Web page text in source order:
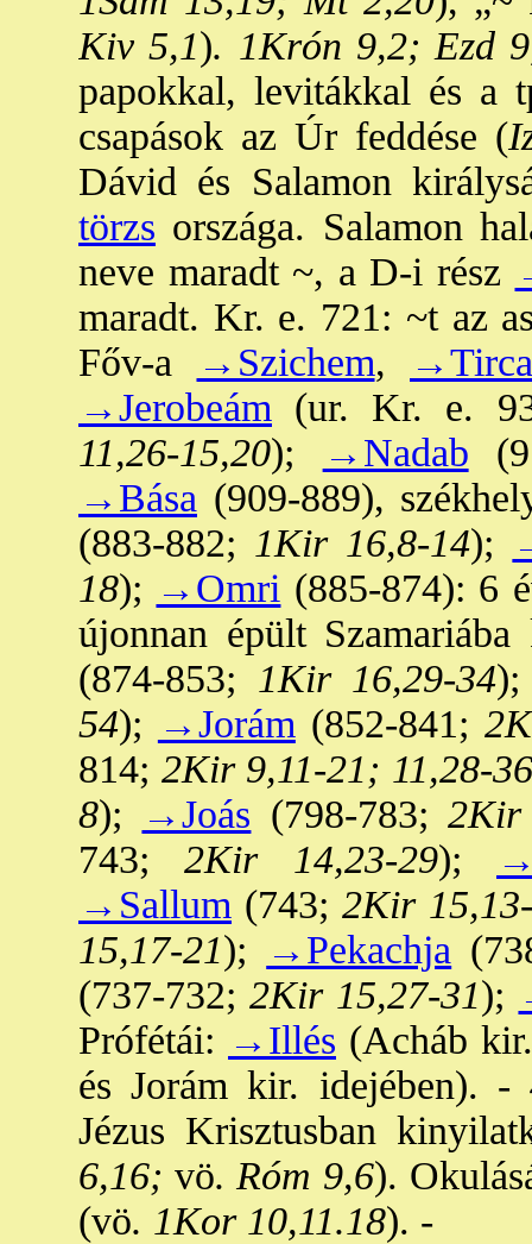
Kiv 5,1). 1Krón 9,2; Ezd
papokkal, levitákkal és a
csapások az Úr feddése (
Dávid és Salamon
törzs országa. Salamon
neve maradt ~, a D-i rész
maradt. Kr. e. 721: ~t az
Főv-a
→Szichem,
→Tirca
→Jerobeám (ur. Kr. e.
11,26-15,20); →Nadab
→Bása (909-889),
(883-882; 1Kir 16,8-14);
18); →Omri (885-874): 6
újonnan épült
(874-853; 1Kir 16,29-34);
54); →Jorám (852-841;
814; 2Kir 9,11-21; 11,28-36
8); →Joás (798-783; 2Kir
743; 2Kir 14,23-29);
→Sallum (743; 2Kir
15,17-21); →Pekachja
(737-732; 2Kir 15,27-31);
Prófétái: →Illés (Acháb
és Jorám kir. idejében). -
Jézus Krisztusban
6,16; vö. Róm 9,6).
(vö. 1Kor 10,11.18). -